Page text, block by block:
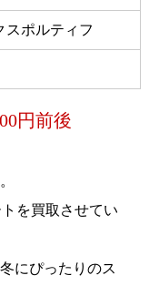
スポルティフ
円前後
を買取させてい
にぴったりのス